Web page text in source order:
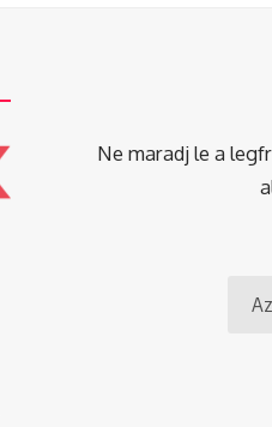
Ne maradj le a